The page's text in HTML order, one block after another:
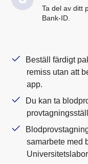
Ta del av ditt
Bank-ID.
Beställ färdigt
remiss utan att
app.
Du kan ta
samarbete med